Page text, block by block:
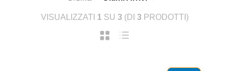
VISUALIZZATI 1 SU 3 (DI 3 PRODOTTI)